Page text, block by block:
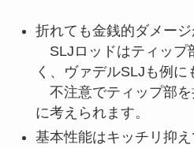
折れても金銭的ダメー
SLJロッドはティップ
く、ヴァデルSLJも例に
不注意でティップ部を
に考えられます。
基本性能はキッチリ抑え